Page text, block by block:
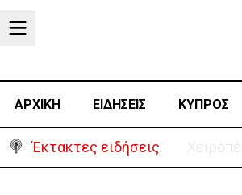
ΑΡΧΙΚΗ ΕΙΔΗΣΕΙΣ ΚΥΠΡΟΣ
Έκτακτες ειδήσεις